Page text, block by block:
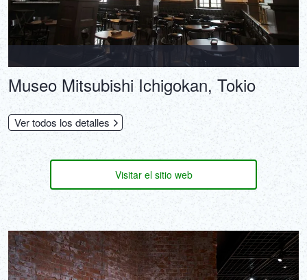
Museo Mitsubishi Ichigokan, Tokio
Ver todos los detalles
Visitar el sitio web